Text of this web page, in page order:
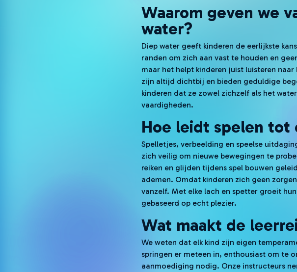
Waarom geven we
water?
Diep water geeft kinderen de eerlijkste
randen om zich aan vast te houden en
maar het helpt kinderen juist luisteren
zijn altijd dichtbij en bieden geduldige
kinderen dat ze zowel zichzelf als het
vaardigheden.
Hoe leidt spelen tot
Spelletjes, verbeelding en speelse
zich veilig om nieuwe bewegingen te
reiken en glijden tijdens spel bouwen
ademen. Omdat kinderen zich geen
vanzelf. Met elke lach en spetter groeit
gebaseerd op echt plezier.
Wat maakt de
We weten dat elk kind zijn eigen
springen er meteen in, enthousiast om te
aanmoediging nodig. Onze instructeurs